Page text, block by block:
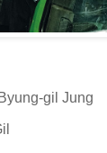
gil Jung